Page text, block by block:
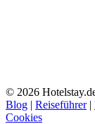
© 2026
Blog | Reiseführer|
Cookies